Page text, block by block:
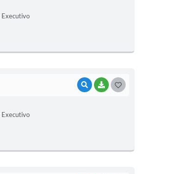
Executivo
VISUALIZAR
BAIXAR
Executivo